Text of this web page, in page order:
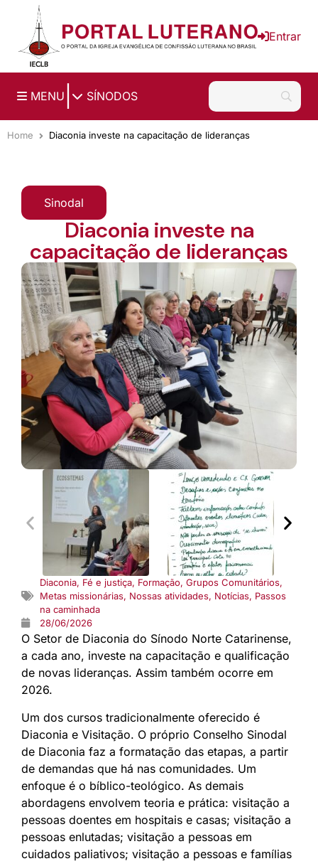
Ir para o conteúdo principal
Entrar
MENU SÍNODOS
Home Diaconia investe na capacitação de lideranças
Sinodal
Diaconia investe na
capacitação de lideranças
Diaconia, Fé e justiça, Formação, Grupos Comunitários,
Metas missionárias, Nossas atividades, Notícias, Passos
na caminhada
28/06/2026
O Setor de Diaconia do Sínodo Norte Catarinense,
a cada ano, investe na capacitação e qualificação
de novas lideranças. Assim também ocorre em
2026.
Um dos cursos tradicionalmente oferecido é
Diaconia e Visitação. O próprio Conselho Sinodal
de Diaconia faz a formatação das etapas, a partir
de demandas que há nas comunidades. Um
enfoque é o bíblico-teológico. As demais
abordagens envolvem teoria e prática: visitação a
pessoas doentes em hospitais e casas; visitação a
pessoas enlutadas; visitação a pessoas em
cuidados paliativos; visitação a pessoas e famílias